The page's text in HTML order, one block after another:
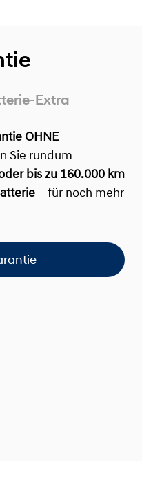
Extra
OHNE
Sie rundum
bis zu 160.000 km
– für noch mehr